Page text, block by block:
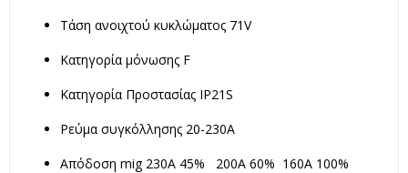
Τάση ανοιχτού κυκλώματος 71V
Κατηγορία μόνωσης F
Κατηγορία Προστασίας IP21S
Ρεύμα συγκόλλησης 20-230Α
Απόδοση mig 230Α 45% 200Α 60% 160Α 100%